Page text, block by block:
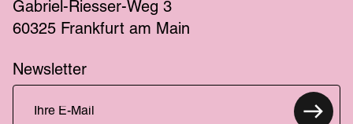
Gabriel-Riesser-Weg 3
60325 Frankfurt am Main
Newsletter